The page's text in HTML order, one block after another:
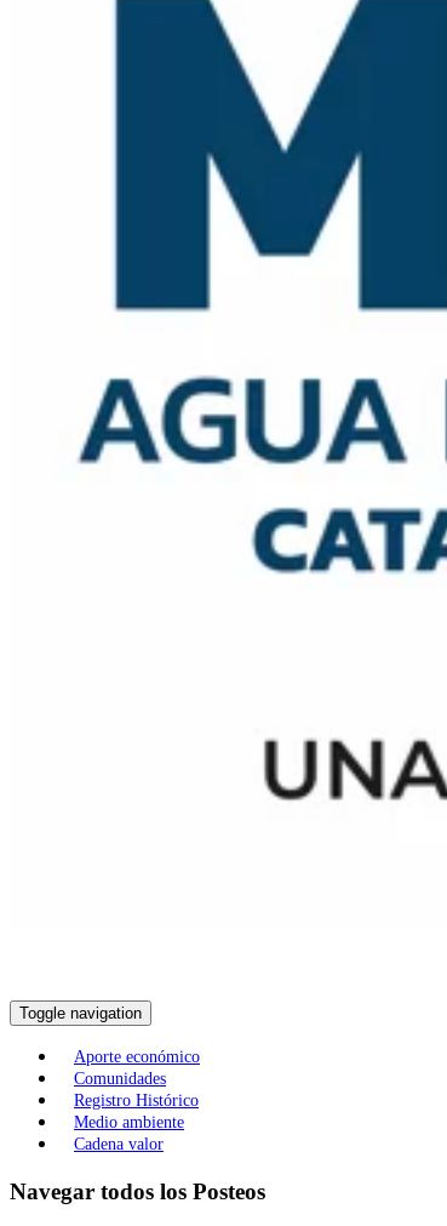
Toggle navigation
Aporte económico
Comunidades
Registro Histórico
Medio ambiente
Cadena valor
Navegar todos los Posteos